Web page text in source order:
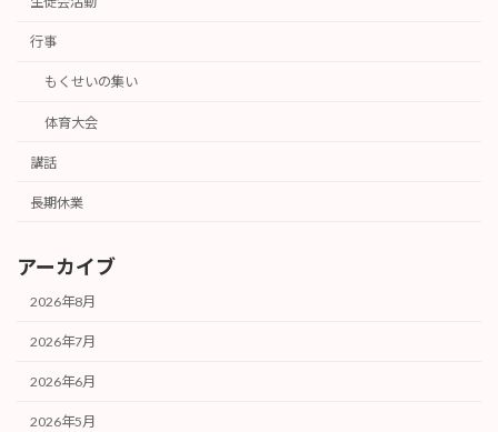
行事
もくせいの集い
体育大会
講話
長期休業
アーカイブ
2026年8月
2026年7月
2026年6月
2026年5月